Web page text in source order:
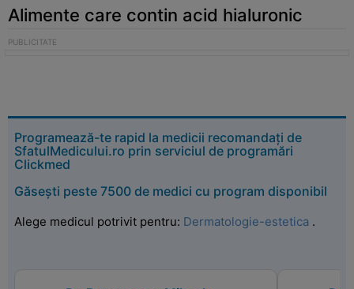
Alimente care contin acid hialuronic
Programează-te rapid la medicii recomandați de
SfatulMedicului.ro prin serviciul de programări
Clickmed
Găsești peste 7500 de medici cu program disponibil
Alege medicul potrivit pentru: Dermatologie-estetica .